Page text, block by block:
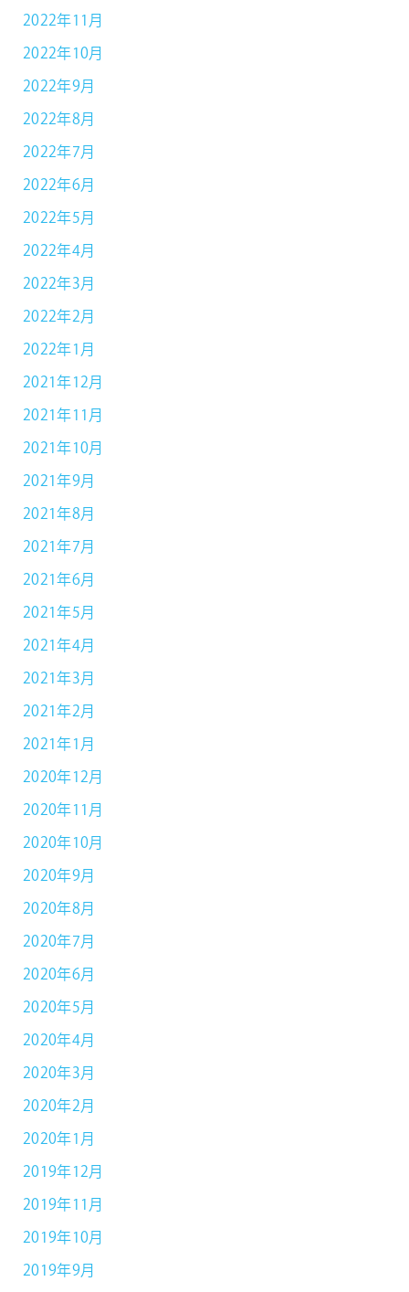
2022年11月
2022年10月
2022年9月
2022年8月
2022年7月
2022年6月
2022年5月
2022年4月
2022年3月
2022年2月
2022年1月
2021年12月
2021年11月
2021年10月
2021年9月
2021年8月
2021年7月
2021年6月
2021年5月
2021年4月
2021年3月
2021年2月
2021年1月
2020年12月
2020年11月
2020年10月
2020年9月
2020年8月
2020年7月
2020年6月
2020年5月
2020年4月
2020年3月
2020年2月
2020年1月
2019年12月
2019年11月
2019年10月
2019年9月